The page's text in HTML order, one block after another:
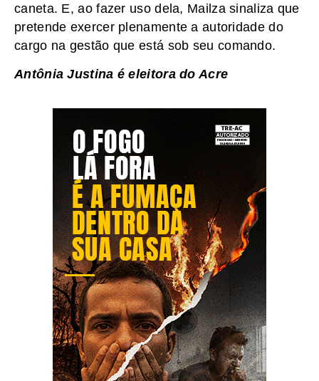
caneta. E, ao fazer uso dela, Mailza sinaliza que
pretende exercer plenamente a autoridade do
cargo na gestão que está sob seu comando.
Antônia Justina é eleitora do Acre